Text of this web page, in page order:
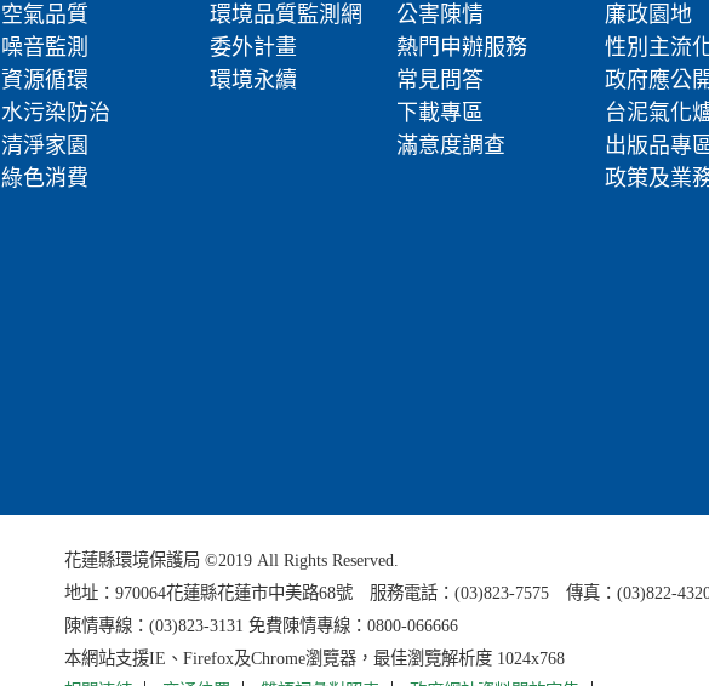
空氣品質
噪音監測
資源循環
水污染防治
清淨家園
綠色消費
環境品質監測網
委外計畫
環境永續
公害陳情
熱門申辦服務
常見問答
下載專區
滿意度調查
廉政園地
性別主流
政府應公
台泥氣化
出版品專
政策及業
花蓮縣環境保護局 ©2019 All Rights Reserved.
地址： 970064花蓮縣花蓮市中美路68號 服務電話：(03)823-7575 傳真：(03)822-
陳情專線：(03)823-3131 免費陳情專線：0800-066666
本網站支援IE、Firefox及Chrome瀏覽器，最佳瀏覽解析度 1024x768